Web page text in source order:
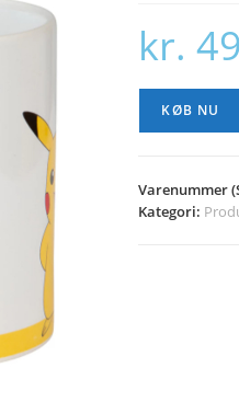
kr.
KØB NU
Varenummer
Kategori: